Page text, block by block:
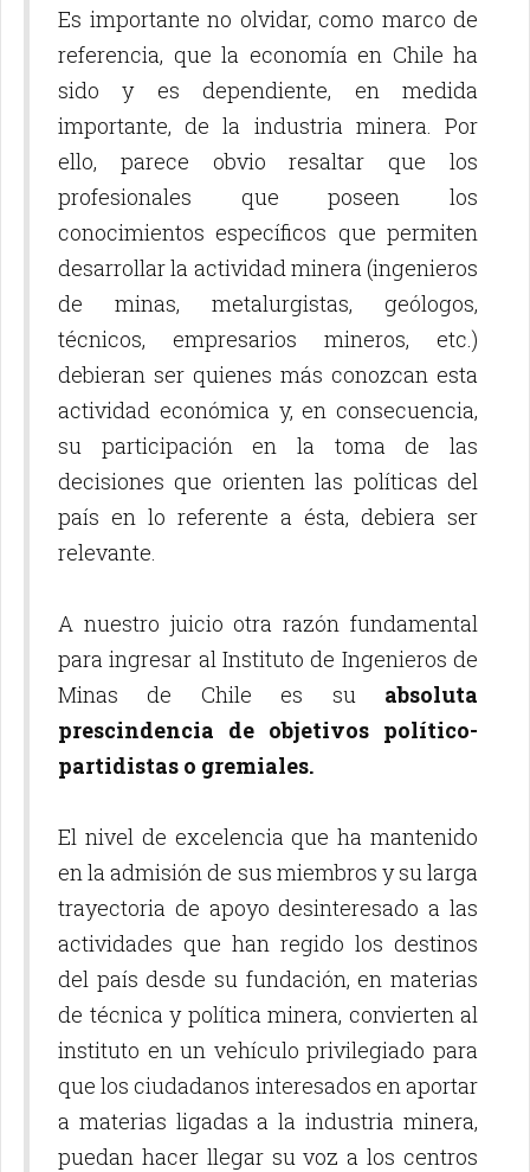
Es importante no olvidar, como marco de
referencia, que la economía en Chile ha
sido y es dependiente, en medida
importante, de la industria minera. Por
ello, parece obvio resaltar que los
profesionales que poseen los
conocimientos específicos que permiten
desarrollar la actividad minera (ingenieros
de minas, metalurgistas, geólogos,
técnicos, empresarios mineros, etc.)
debieran ser quienes más conozcan esta
actividad económica y, en consecuencia,
su participación en la toma de las
decisiones que orienten las políticas del
país en lo referente a ésta, debiera ser
relevante.
A nuestro juicio otra razón fundamental
para ingresar al Instituto de Ingenieros de
Minas de Chile es su absoluta
prescindencia de objetivos político-
partidistas o gremiales.
El nivel de excelencia que ha mantenido
en la admisión de sus miembros y su larga
trayectoria de apoyo desinteresado a las
actividades que han regido los destinos
del país desde su fundación, en materias
de técnica y política minera, convierten al
instituto en un vehículo privilegiado para
que los ciudadanos interesados en aportar
a materias ligadas a la industria minera,
puedan hacer llegar su voz a los centros